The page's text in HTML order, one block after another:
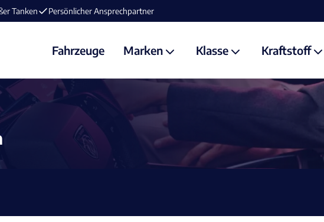
und losfahren!
Fahrzeuge Marken Klasse Kraftstoff